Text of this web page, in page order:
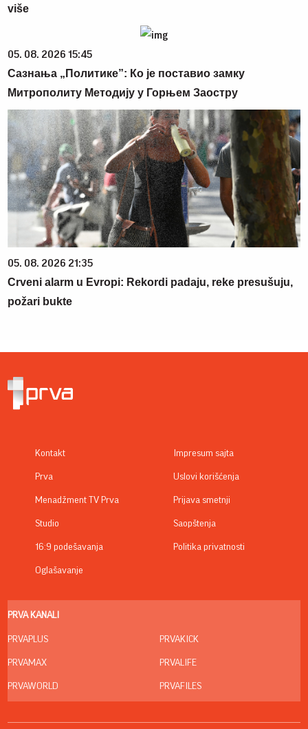
više
05. 08. 2026 15:45
Сазнања „Политике”: Ко је поставио замку
Митрополиту Методију у Горњем Заостру
05. 08. 2026 21:35
Crveni alarm u Evropi: Rekordi padaju, reke presušuju,
požari bukte
Kontakt
Prva
Menadžment TV Prva
Studio
16:9 podešavanja
Oglašavanje
Impresum sajta
Uslovi korišćenja
Prijava smetnji
Saopštenja
Politika privatnosti
PRVA KANALI
PRVAPLUS
PRVAMAX
PRVAWORLD
PRVAKICK
PRVALIFE
PRVAFILES